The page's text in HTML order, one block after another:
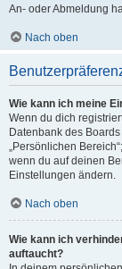
An- oder Abmeldung
Nach oben
Wie kann ich meine
Wenn du dich
Datenbank des
„Persönlichen
wenn du auf deinen
Einstellungen ändern.
Nach oben
Wie kann ich
auftaucht?